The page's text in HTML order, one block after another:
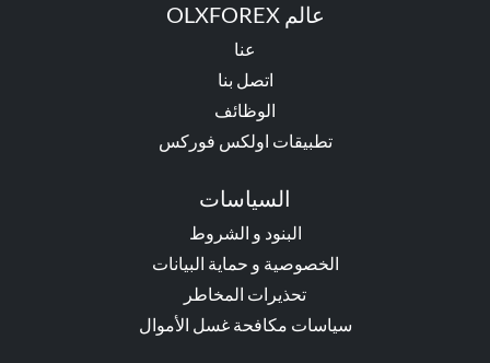
عالم OLXFOREX
عنا
اتصل بنا
الوظائف
تطبيقات اولكس فوركس
السياسات
البنود و الشروط
الخصوصية و حماية البيانات
تحذيرات المخاطر
سياسات مكافحة غسل الأموال